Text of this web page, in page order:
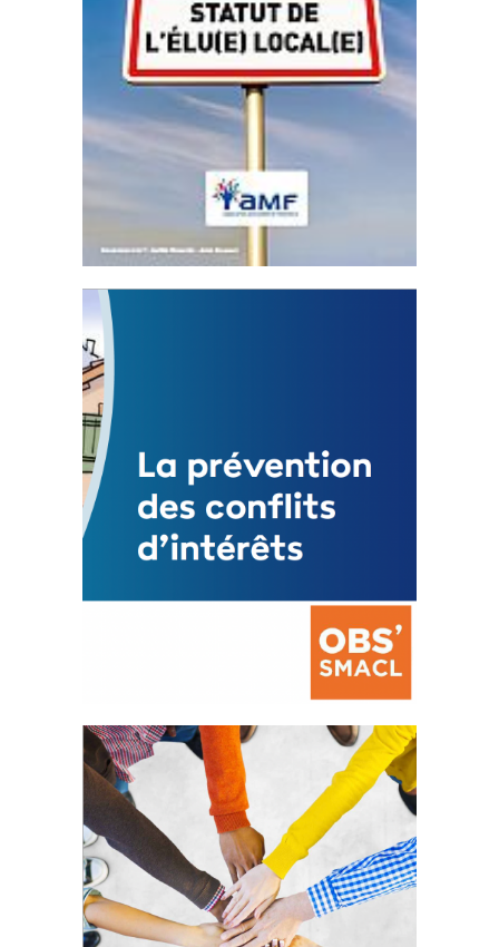
Statut de l’élu local
3 avril 2024
Mise à jour avril 2024 232932 Total 0 Votes
FEUILLETER
La prévention des conflits
d’intérêts
18 septembre 2023
105208 Total 0 Votes 0 0 Aidez-nous à
améliorer...
FEUILLETER